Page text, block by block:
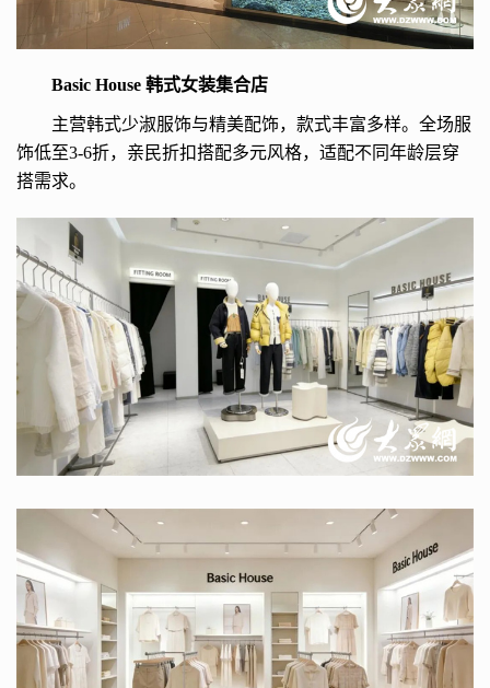
Basic House 韩式女装集合店
主营韩式少淑服饰与精美配饰，款式丰富多样。全场服
饰低至3-6折，亲民折扣搭配多元风格，适配不同年龄层穿
搭需求。